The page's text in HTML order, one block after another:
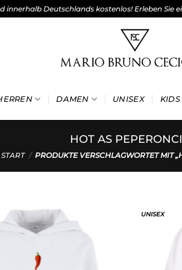
innerhalb Deutschlands kostenlos! Erleben Sie
DAMEN UNISEX KIDS
HOT AS
START / PRODUKTE VERSCHLAGWORTET MIT
UNISEX